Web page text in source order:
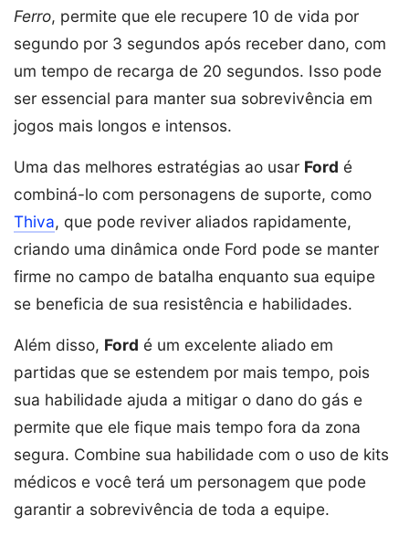
Ferro, permite que ele recupere 10 de vida por
segundo por 3 segundos após receber dano, com
um tempo de recarga de 20 segundos. Isso pode
ser essencial para manter sua sobrevivência em
jogos mais longos e intensos.
Uma das melhores estratégias ao usar Ford é
combiná-lo com personagens de suporte, como
Thiva, que pode reviver aliados rapidamente,
criando uma dinâmica onde Ford pode se manter
firme no campo de batalha enquanto sua equipe
se beneficia de sua resistência e habilidades.
Além disso, Ford é um excelente aliado em
partidas que se estendem por mais tempo, pois
sua habilidade ajuda a mitigar o dano do gás e
permite que ele fique mais tempo fora da zona
segura. Combine sua habilidade com o uso de kits
médicos e você terá um personagem que pode
garantir a sobrevivência de toda a equipe.